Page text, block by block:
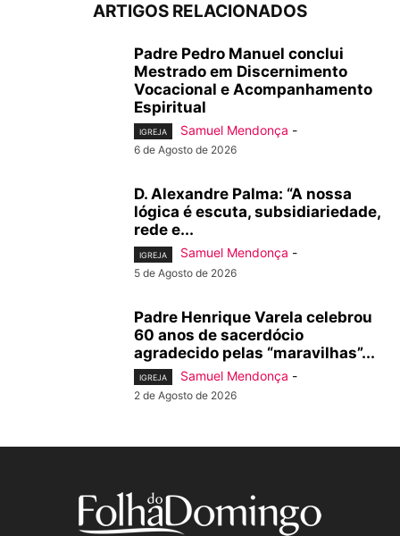
ARTIGOS RELACIONADOS
Padre Pedro Manuel conclui
Mestrado em Discernimento
Vocacional e Acompanhamento
Espiritual
IGREJA Samuel Mendonça -
6 de Agosto de 2026
D. Alexandre Palma: “A nossa
lógica é escuta, subsidiariedade,
rede e...
IGREJA Samuel Mendonça -
5 de Agosto de 2026
Padre Henrique Varela celebrou
60 anos de sacerdócio
agradecido pelas “maravilhas”...
IGREJA Samuel Mendonça -
2 de Agosto de 2026